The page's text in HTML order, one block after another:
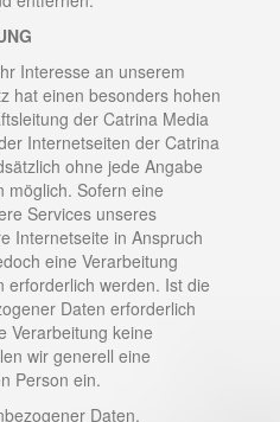
Interesse an unserem
hat einen besonders hohen
der Catrina Media
Internetseiten der Catrina
ohne jede Angabe
möglich. Sofern eine
Services unseres
Internetseite in Anspruch
eine Verarbeitung
erforderlich werden. Ist die
Daten erforderlich
Verarbeitung keine
wir generell eine
Person ein.
Daten,